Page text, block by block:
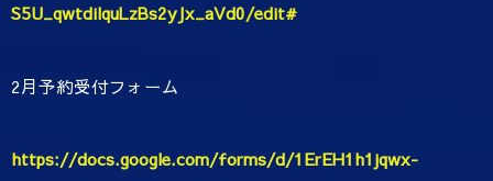
S5U_qwtdilquLzBs2yJx_aVd0/edit#
2月予約受付フォーム
https://docs.google.com/forms/d/1ErEH1h1jqwx-